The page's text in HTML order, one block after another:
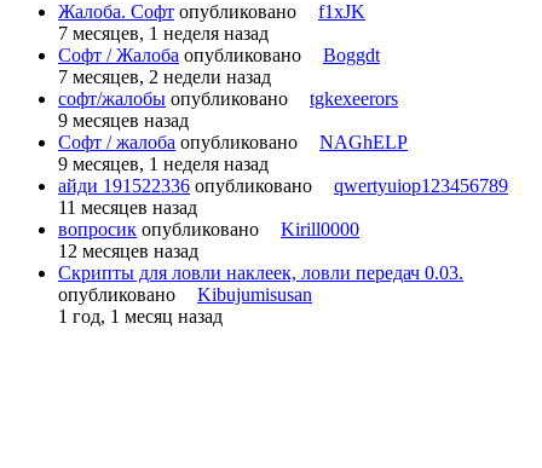
Жалоба. Софт опубликовано
f1xJK
7 месяцев, 1 неделя назад
Софт / Жалоба опубликовано
Boggdt
7 месяцев, 2 недели назад
софт/жалобы опубликовано
tgkexeerors
9 месяцев назад
Софт / жалоба опубликовано
NAGhELP
9 месяцев, 1 неделя назад
айди 191522336 опубликовано
qwertyuiop123456789
11 месяцев назад
вопросик опубликовано
Kirill0000
12 месяцев назад
Скрипты для ловли наклеек, ловли передач 0.03.
опубликовано
Kibujumisusan
1 год, 1 месяц назад